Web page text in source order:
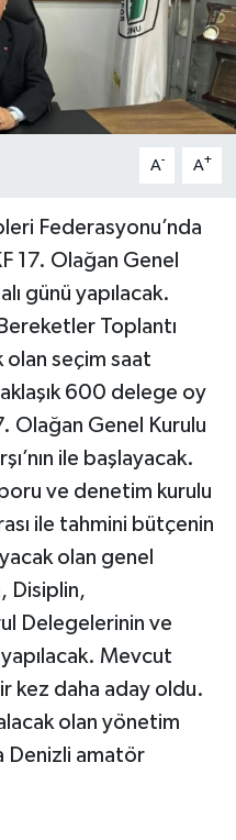
A- A+
Federasyonu’nda
17. Olağan Genel
günü yapılacak.
Toplantı
olan seçim saat
600 delege oy
Olağan Genel Kurulu
ile başlayacak.
ve denetim kurulu
ile tahmini bütçenin
olan genel
Disiplin,
Delegelerinin ve
Mevcut
kez daha aday oldu.
olan yönetim
Denizli amatör